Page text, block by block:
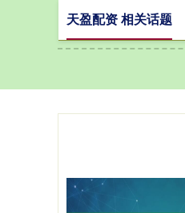
天盈配资 相关话题